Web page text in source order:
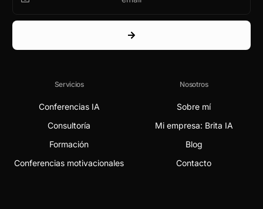
Servicios
Conferencias IA
Consultoría
Formación
Conferencias motivacionales
Nosotros
Sobre mí
Mi empresa: Brita IA
Blog
Contacto